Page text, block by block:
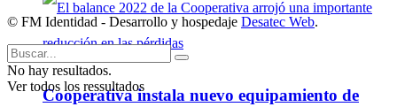
Cooperativa instala nuevo equipamiento de
© FM Identidad - Desarrollo y hospedaje Desatec Web.
No hay resultados.
Ver todos los ressultados